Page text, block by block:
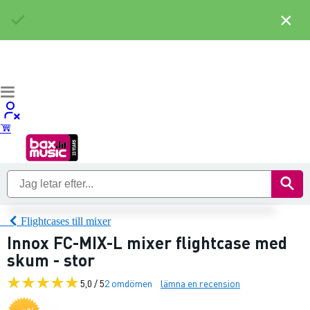
Flightcases till mixer
Innox FC-MIX-L mixer flightcase med
skum - stor
5,0 / 52 omdömen lämna en recension
×